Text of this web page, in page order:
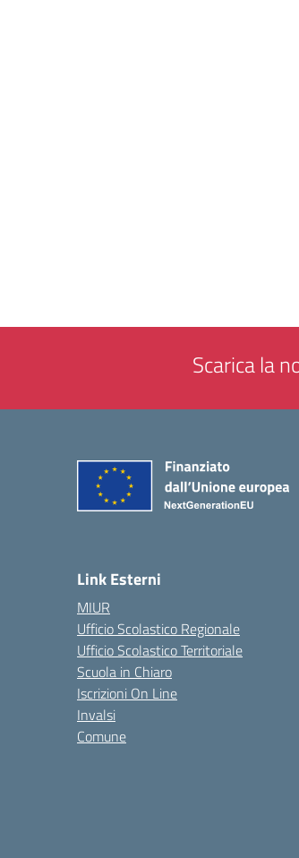
Scarica la
Link Esterni
MIUR
Ufficio Scolastico Regionale
Ufficio Scolastico Territoriale
Scuola in Chiaro
Iscrizioni On Line
Invalsi
Comune